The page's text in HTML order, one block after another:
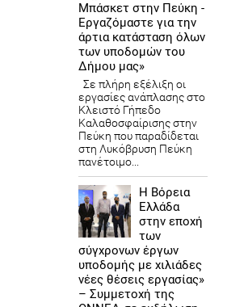
Μπάσκετ στην Πεύκη -
Εργαζόμαστε για την
άρτια κατάσταση όλων
των υποδομών του
Δήμου μας»
Σε πλήρη εξέλιξη οι
εργασίες ανάπλασης στο
Κλειστό Γήπεδο
Καλαθοσφαίρισης στην
Πεύκη που παραδίδεται
στη Λυκόβρυση Πεύκη
πανέτοιμο...
Η Βόρεια
Ελλάδα
στην εποχή
των
σύγχρονων έργων
υποδομής με χιλιάδες
νέες θέσεις εργασίας»
– Συμμετοχή της